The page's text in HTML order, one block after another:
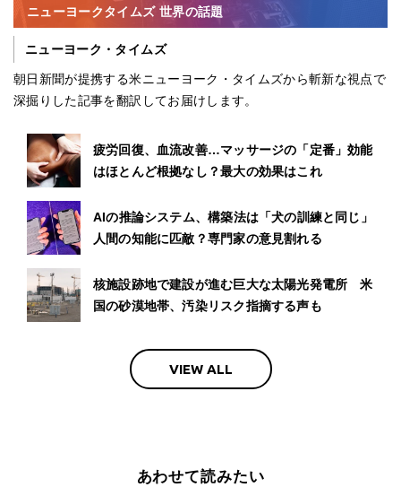
ニューヨークタイムズ 世界の話題
ニューヨーク・タイムズ
朝日新聞が提携する米ニューヨーク・タイムズから斬新な視点で
深掘りした記事を翻訳してお届けします。
疲労回復、血流改善…マッサージの「定番」効能
はほとんど根拠なし？最大の効果はこれ
AIの推論システム、構築法は「犬の訓練と同じ」
人間の知能に匹敵？専門家の意見割れる
核施設跡地で建設が進む巨大な太陽光発電所 米
国の砂漠地帯、汚染リスク指摘する声も
VIEW ALL
あわせて読みたい